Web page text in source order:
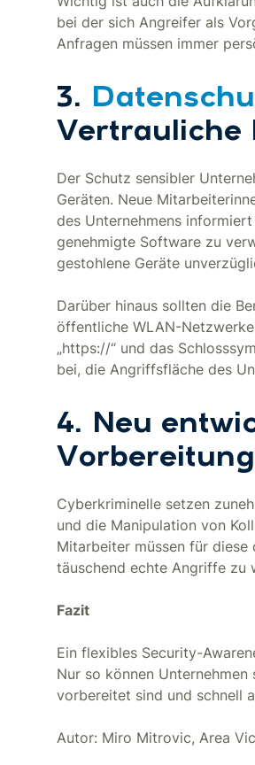
bei der sich Angreifer als
Anfragen müssen immer
3.
Vertrauliche
Der Schutz sensibler
Geräten. Neue
des Unternehmens
genehmigte Software zu
gestohlene Geräte
Darüber hinaus sollten die
öffentliche WLAN-
„https://“ und das
bei, die Angriffsfläche des
4. Neu
Cyberkriminelle setzen
und die Manipulation von
Mitarbeiter müssen für diese
täuschend echte Angriffe zu
Fazit
Ein flexibles Security-
Nur so können
vorbereitet sind und schnell
Autor: Miro Mitrovic, Area